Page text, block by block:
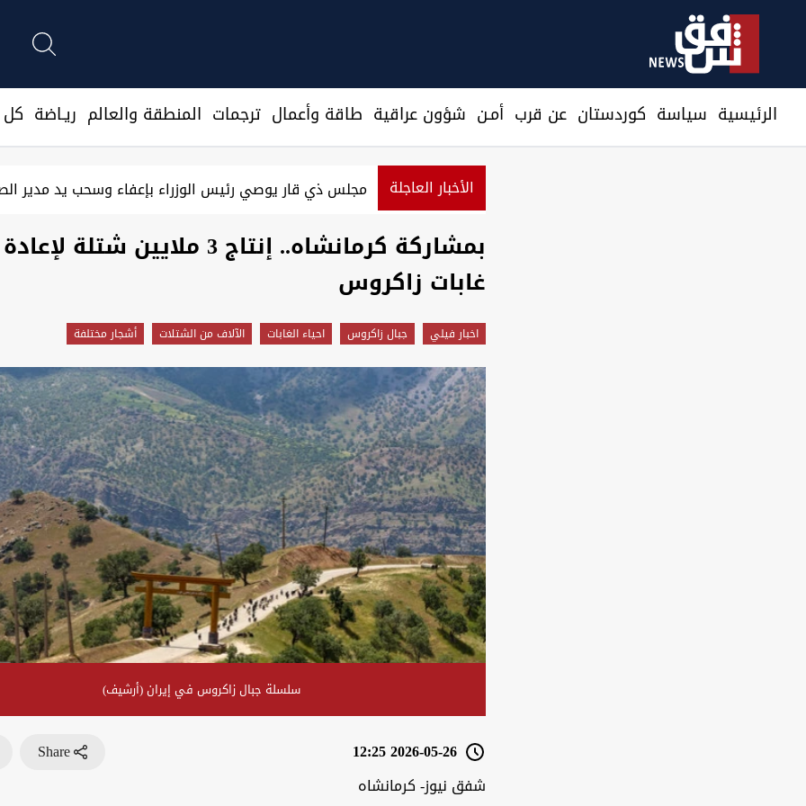
الرئيسية سیاسة كوردستان عن قرب أمـن شؤون عراقية طاقة وأعمال ترجمات المنطقة والعالم ريـاضة كل
الأخبار العاجلة الدولار يغلق مرتفعا في بغداد وأربيل
بمشاركة كرمانشاه.. إنتاج 3 ملايين شتلة
غابات زاكروس
اخبار فيلي جبال زاكروس احياء الغابات الآلاف من الشتلات أشجار مختلفة
سلسلة جبال زاكروس في إيران (أرشيف)
2026-05-26 12:25
Share
شفق نيوز- كرمانشاه